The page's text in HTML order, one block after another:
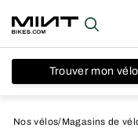
Trouver mon vélo
Nos vélos/Magasins de